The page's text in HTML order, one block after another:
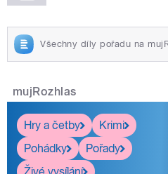
Všechny díly pořadu na
mujRozhlas
Hry a četby
Krimi
Pohádky
Pořady
Živé vysílání